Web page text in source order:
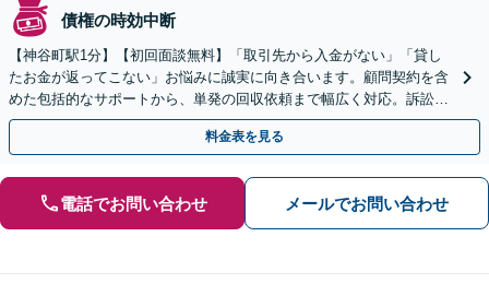
債権の時効中断
【神谷町駅1分】【初回面談無料】「取引先から入金がない」「貸し
たお金が返ってこない」お悩みに誠実に向き合います。顧問契約を含
めた包括的なサポートから、単発の回収依頼まで幅広く対応。訴訟や
交渉で、権利を守るために尽力【夜間相談可】
料金表を見る
電話でお問い合わせ メールでお問い合わせ